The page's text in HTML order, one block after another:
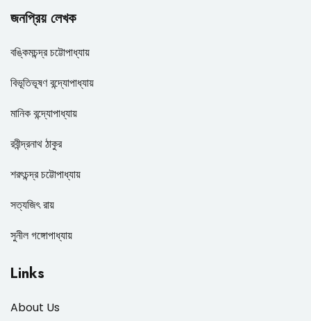
জনপ্রিয় লেখক
বঙ্কিমচন্দ্র চট্টোপাধ্যায়
বিভূতিভূষণ বন্দ্যোপাধ্যায়
মানিক বন্দ্যোপাধ্যায়
রবীন্দ্রনাথ ঠাকুর
শরৎচন্দ্র চট্টোপাধ্যায়
সত্যজিৎ রায়
সুনীল গঙ্গোপাধ্যায়
Links
About Us